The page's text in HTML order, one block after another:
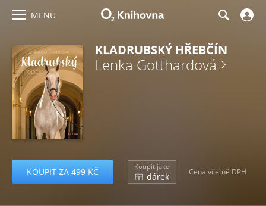
MENU
KLADRUBSKÝ HŘEBČÍN
Lenka Gotthardová
KOUPIT ZA 499 KČ Koupit jako
dárek Cena včetně DPH